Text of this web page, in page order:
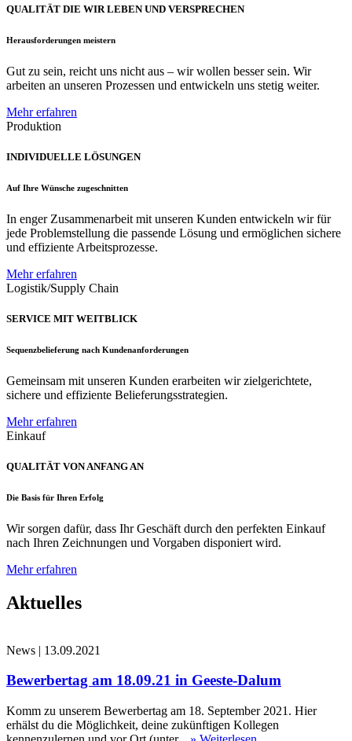
QUALITÄT DIE WIR LEBEN UND VERSPRECHEN
Herausforderungen meistern
Gut zu sein, reicht uns nicht aus – wir wollen besser sein. Wir
arbeiten an unseren Prozessen und entwickeln uns stetig weiter.
Mehr erfahren
Produktion
INDIVIDUELLE LÖSUNGEN
Auf Ihre Wünsche zugeschnitten
In enger Zusammenarbeit mit unseren Kunden entwickeln wir für
jede Problemstellung die passende Lösung und ermöglichen sichere
und effiziente Arbeitsprozesse.
Mehr erfahren
Logistik/Supply Chain
SERVICE MIT WEITBLICK
Sequenzbelieferung nach Kundenanforderungen
Gemeinsam mit unseren Kunden erarbeiten wir zielgerichtete,
sichere und effiziente Belieferungsstrategien.
Mehr erfahren
Einkauf
QUALITÄT VON ANFANG AN
Die Basis für Ihren Erfolg
Wir sorgen dafür, dass Ihr Geschäft durch den perfekten Einkauf
nach Ihren Zeichnungen und Vorgaben disponiert wird.
Mehr erfahren
Aktuelles
News | 13.09.2021
Bewerbertag am 18.09.21 in Geeste-Dalum
Komm zu unserem Bewerbertag am 18. September 2021. Hier
erhälst du die Möglichkeit, deine zukünftigen Kollegen